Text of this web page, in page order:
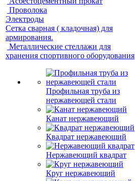
Проволока
Электроды
Сетка сварная ( кладочная) для
армирования.
Металлические стеллажи для
хранения спортивного оборудования
Профильная труба из
нержавеющей стали
Канат нержавеющий
Квадрат нержавеющий
Нержавеющий квадрат
Круг нержавеющий